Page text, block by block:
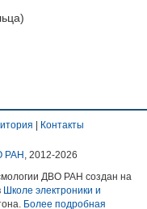
| Контакты
РАН , 2012-2026
ДВО РАН создан на
Школе электроники и
Более подробная